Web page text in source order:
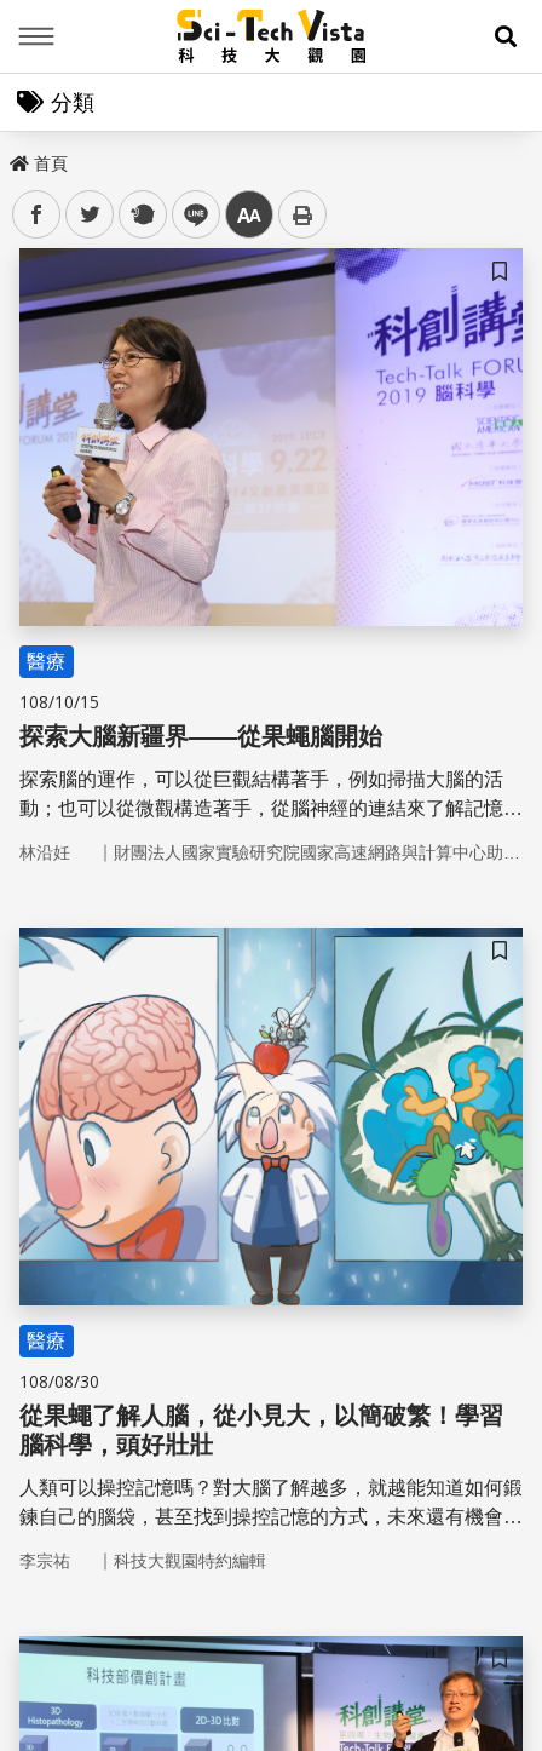
展
分類
首頁
facebooktwitter plurk line 中
儲存
醫療
108/10/15
探索大腦新疆界——從果蠅腦開始
探索腦的運作，可以從巨觀結構著手，例如掃描大腦的活
動；也可以從微觀構造著手，從腦神經的連結來了解記憶或
能。林沿妊博士說明，在挑戰擁有860億個神經元的複雜人
林沿妊 ｜
儲存
醫療
108/08/30
從果蠅了解人腦，從小見大，以簡破繁！學習
腦科學，頭好壯壯
人類可以操控記憶嗎？對大腦了解越多，就越能知道如何鍛
鍊自己的腦袋，甚至找到操控記憶的方式，未來還有機會治
李宗祐 ｜ 科技大觀園特約編輯
儲存